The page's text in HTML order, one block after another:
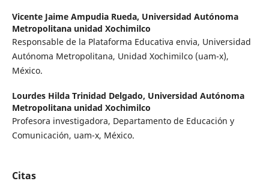
Vicente Jaime Ampudia Rueda, Universidad Autónoma
Metropolitana unidad Xochimilco
Responsable de la Plataforma Educativa envia, Universidad
Autónoma Metropolitana, Unidad Xochimilco (uam-x),
México.
Lourdes Hilda Trinidad Delgado, Universidad Autónoma
Metropolitana unidad Xochimilco
Profesora investigadora, Departamento de Educación y
Comunicación, uam-x, México.
Citas